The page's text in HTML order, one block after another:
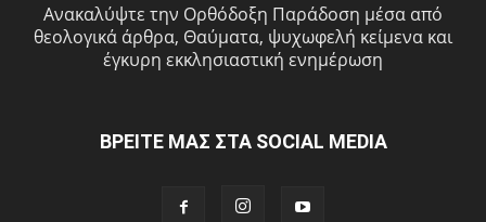
Ανακαλύψτε την Ορθόδοξη Παράδοση μέσα από
θεολογικά άρθρα, Θαύματα, ψυχωφελή κείμενα και
έγκυρη εκκλησιαστική ενημέρωση
ΒΡΕΙΤΕ ΜΑΣ ΣΤΑ SOCIAL MEDIA